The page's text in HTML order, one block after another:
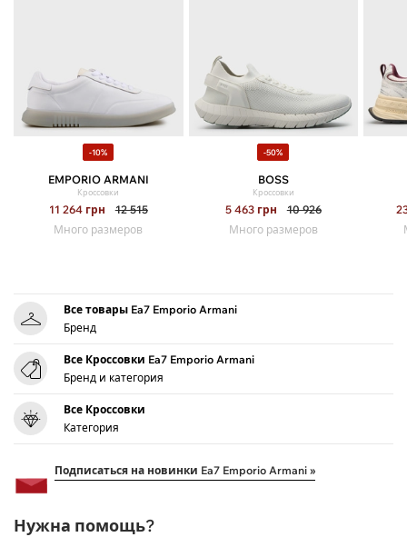
-10%
EMPORIO ARMANI
Кроссовки
11 264 грн
12 515
Много размеров
-50%
BOSS
Кроссовки
5 463 грн
10 926
Много размеров
Все товары Ea7 Emporio Armani
Бренд
Все Кроссовки Ea7 Emporio Armani
Бренд и категория
Все Кроссовки
Категория
Подписаться на новинки Ea7 Emporio Armani »
Нужна помощь?